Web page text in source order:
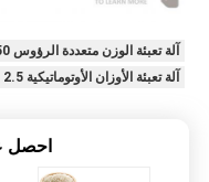
آلة تعبئة الوزن متعددة الرؤوس 50 نبضة في الدقيقة
آلة تعبئة الأوزان الأوتوماتيكية 2.5 لتر
احصل